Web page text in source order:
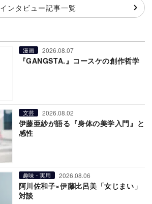
インタビュー記事一覧
漫画 2026.08.07
『GANGSTA.』コースケの創作哲学
文芸 2026.08.02
伊藤亜紗が語る『身体の美学入門』と
感性
趣味・実用 2026.08.06
阿川佐和子×伊藤比呂美「女じまい」
対談